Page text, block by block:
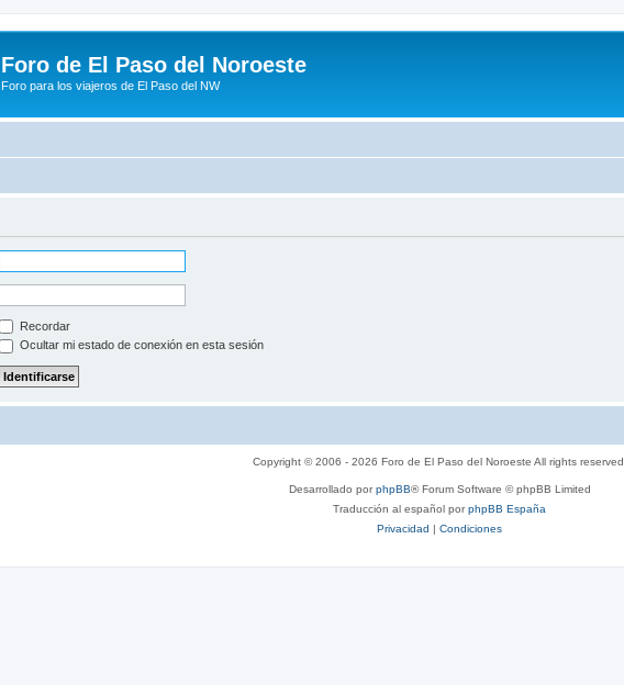
Foro de El Paso del Noroeste
Foro para los viajeros de El Paso del NW
Recordar
Ocultar mi estado de conexión en esta sesión
Copyright © 2006 - 2026 Foro de El Paso del Noroeste All rights reserved.
Desarrollado porphpBB® Forum Software © phpBB Limited
Traducción al español porphpBB España
Privacidad | Condiciones